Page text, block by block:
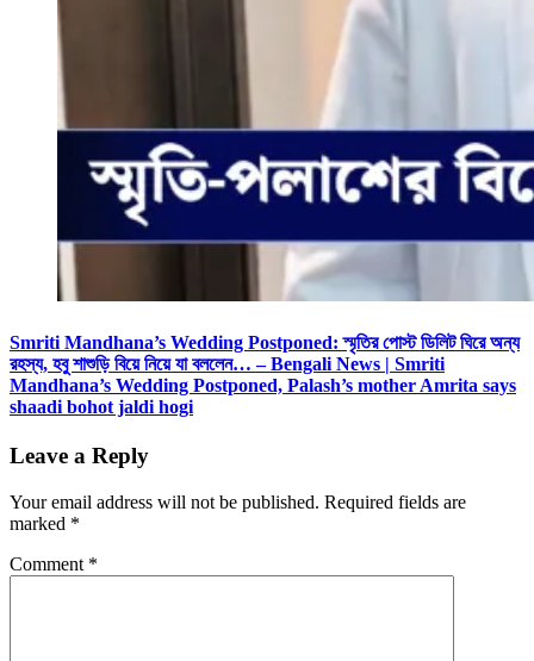
Smriti Mandhana’s Wedding Postponed: স্মৃতির পোস্ট ডিলিট ঘিরে অন্য
রহস্য, হবু শাশুড়ি বিয়ে নিয়ে যা বললেন… – Bengali News | Smriti
Mandhana’s Wedding Postponed, Palash’s mother Amrita says
shaadi bohot jaldi hogi
Leave a Reply
Your email address will not be published. Required fields are
marked *
Comment *